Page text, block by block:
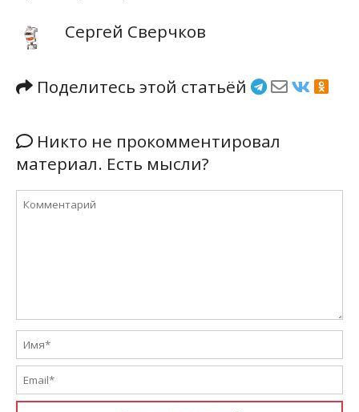
Сергей Сверчков
Поделитесь этой статьёй
Никто не прокомментировал
материал. Есть мысли?